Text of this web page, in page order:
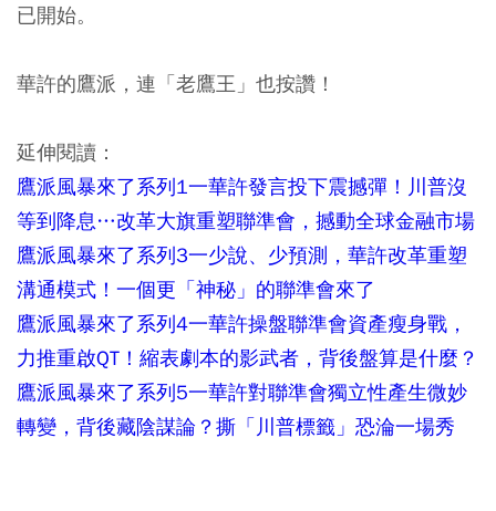
已開始。
華許的鷹派，連「老鷹王」也按讚！
延伸閱讀：
鷹派風暴來了系列1一華許發言投下震撼彈！川普沒
等到降息…改革大旗重塑聯準會，撼動全球金融市場
鷹派風暴來了系列3一少說、少預測，華許改革重塑
溝通模式！一個更「神秘」的聯準會來了
鷹派風暴來了系列4一華許操盤聯準會資產瘦身戰，
力推重啟QT！縮表劇本的影武者，背後盤算是什麼？
鷹派風暴來了系列5一華許對聯準會獨立性產生微妙
轉變，背後藏陰謀論？撕「川普標籤」恐淪一場秀